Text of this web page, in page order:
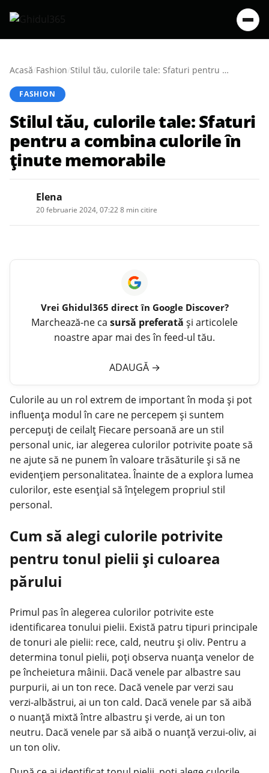
Acasă/Fashion/ Stilul tău, culorile tale: Sfaturi pentru a combina culorile în ținute memorabile
FASHION
Stilul tău, culorile tale: Sfaturi
pentru a combina culorile în
ținute memorabile
Elena
20 februarie 2024, 07:228 min citire
Vrei Ghidul365 direct în Google Discover?
Marchează-ne ca sursă preferată și articolele
noastre apar mai des în feed-ul tău.
ADAUGĂ →
Culorile au un rol extrem de important în moda și pot
influența modul în care ne percepem și suntem
percepuți de ceilalț Fiecare persoană are un stil
personal unic, iar alegerea culorilor potrivite poate să
ne ajute să ne punem în valoare trăsăturile și să ne
evidențiem personalitatea. Înainte de a explora lumea
culorilor, este esențial să înțelegem propriul stil
personal.
Cum să alegi culorile potrivite
pentru tonul pielii și culoarea
părului
Primul pas în alegerea culorilor potrivite este
identificarea tonului pielii. Există patru tipuri principale
de tonuri ale pielii: rece, cald, neutru și oliv. Pentru a
determina tonul pielii, poți observa nuanța venelor de
pe încheietura mâinii. Dacă venele par albastre sau
purpurii, ai un ton rece. Dacă venele par verzi sau
verzi-albăstrui, ai un ton cald. Dacă venele par să aibă
o nuanță mixtă între albastru și verde, ai un ton
neutru. Dacă venele par să aibă o nuanță verzui-oliv, ai
un ton oliv.